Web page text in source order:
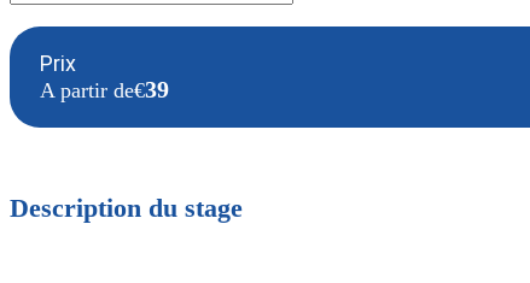
A partir de€39
Description du stage